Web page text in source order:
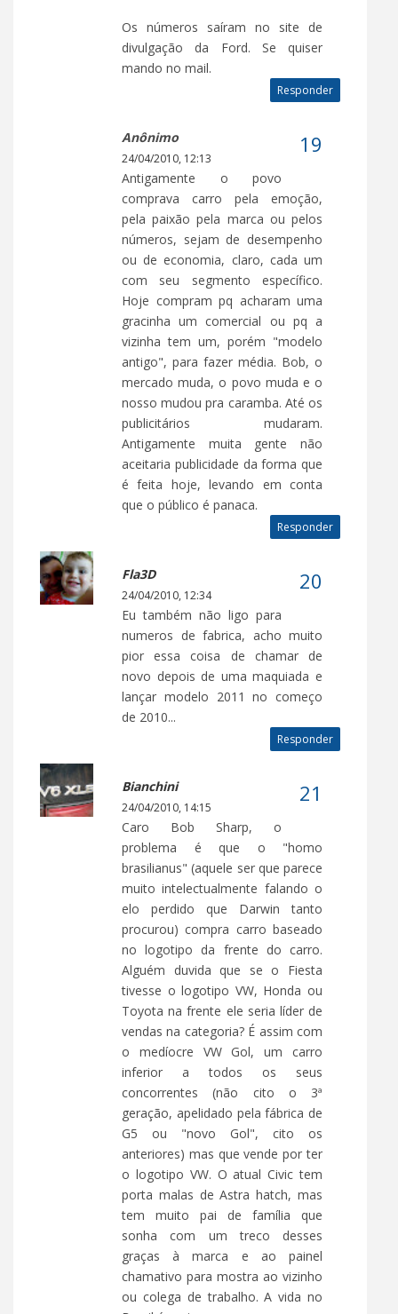
Os números saíram no site de
divulgação da Ford. Se quiser
mando no mail.
Responder
Anônimo
24/04/2010, 12:13
Antigamente o povo
comprava carro pela emoção,
pela paixão pela marca ou pelos
números, sejam de desempenho
ou de economia, claro, cada um
com seu segmento específico.
Hoje compram pq acharam uma
gracinha um comercial ou pq a
vizinha tem um, porém "modelo
antigo", para fazer média. Bob, o
mercado muda, o povo muda e o
nosso mudou pra caramba. Até os
publicitários mudaram.
Antigamente muita gente não
aceitaria publicidade da forma que
é feita hoje, levando em conta
que o público é panaca.
Responder
Fla3D
24/04/2010, 12:34
Eu também não ligo para
numeros de fabrica, acho muito
pior essa coisa de chamar de
novo depois de uma maquiada e
lançar modelo 2011 no começo
de 2010...
Responder
Bianchini
24/04/2010, 14:15
Caro Bob Sharp, o
problema é que o "homo
brasilianus" (aquele ser que parece
muito intelectualmente falando o
elo perdido que Darwin tanto
procurou) compra carro baseado
no logotipo da frente do carro.
Alguém duvida que se o Fiesta
tivesse o logotipo VW, Honda ou
Toyota na frente ele seria líder de
vendas na categoria? É assim com
o medíocre VW Gol, um carro
inferior a todos os seus
concorrentes (não cito o 3ª
geração, apelidado pela fábrica de
G5 ou "novo Gol", cito os
anteriores) mas que vende por ter
o logotipo VW. O atual Civic tem
porta malas de Astra hatch, mas
tem muito pai de família que
sonha com um treco desses
graças à marca e ao painel
chamativo para mostra ao vizinho
ou colega de trabalho. A vida no